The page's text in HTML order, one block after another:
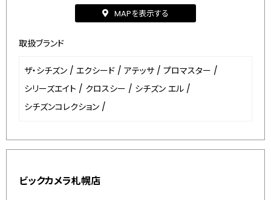
MAPを表示する
取扱ブランド
ザ・シチズン / エクシード / アテッサ / プロマスター /
シリーズエイト / クロスシー / シチズン エル /
シチズンコレクション /
ビックカメラ札幌店